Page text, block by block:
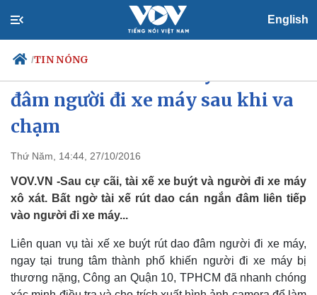
English
/TIN NÓNG
Chính trị
Đảng
Quốc hội
Nhận diện sự thật
Giáo dục
Dấu ấn VOV
đâm người đi xe máy sau khi va
chạm
Thứ Năm, 14:44, 27/10/2016
VOV.VN -Sau cự cãi, tài xế xe buýt và người đi xe máy
xô xát. Bất ngờ tài xế rút dao cán ngắn đâm liên tiếp
vào người đi xe máy...
Liên quan vụ tài xế xe buýt rút dao đâm người đi xe máy,
ngay tại trung tâm thành phố khiến người đi xe máy bị
thương nặng, Công an Quận 10, TPHCM đã nhanh chóng